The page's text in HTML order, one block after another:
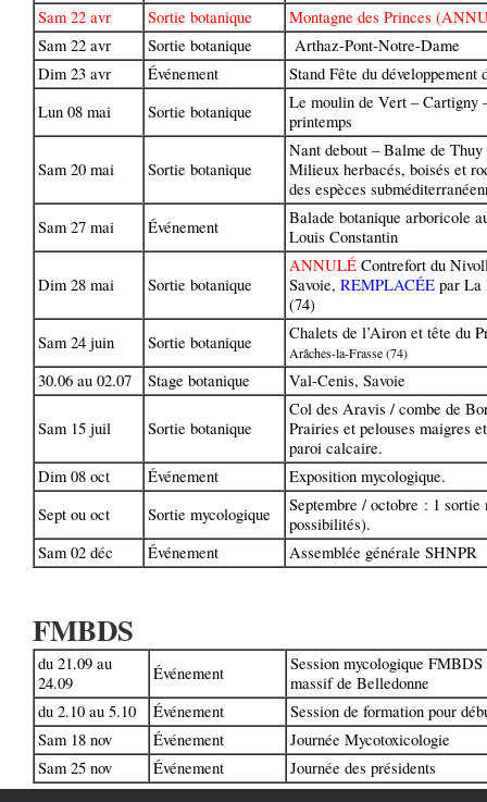
Sam 22 avr
Sortie botanique
Montagne des Princes
Sam 22 avr
Sortie botanique
Arthaz-Pont-Notre-Dame
Dim 23 avr
Événement
Stand Fête du
Lun 08 mai
Sortie botanique
Le moulin de Vert – Cartigny
printemps
Sam 20 mai Sortie botanique
Nant debout – Balme de Thuy
Milieux herbacés, boisés et
des espèces
Sam 27 mai
Événement
Balade botanique arboricole
Louis Constantin
Dim 28 mai Sortie botanique
ANNULÉ Contrefort du
Savoie, REMPLACÉE par La
(74)
Sam 24 juin
Sortie botanique Chalets de l’Airon et tête du
Arâches-la-Frasse (74)
30.06 au 02.07 Stage botanique Val-Cenis, Savoie
Sam 15 juil Sortie botanique
Col des Aravis / combe de
Prairies et pelouses maigres
paroi calcaire.
Dim 08 oct
Événement
Exposition mycologique.
Sept ou oct
Sortie mycologique
Septembre / octobre : 1
possibilités).
Sam 02 déc
Événement Assemblée générale SHNPR
FMBDS
du 21.09 au
24.09
Événement
Session mycologique
massif de Belledonne
du 2.10 au 5.10
Événement
Session de formation pour
Sam 18 nov
Événement
Journée Mycotoxicologie
Sam 25 nov
Événement Journée des présidents